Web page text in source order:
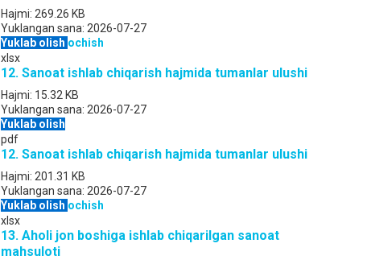
Hajmi: 269.26 KB
Yuklangan sana: 2026-07-27
Yuklab olish ochish
xlsx
12. Sanoat ishlab chiqarish hajmida tumanlar ulushi
Hajmi: 15.32 KB
Yuklangan sana: 2026-07-27
Yuklab olish
pdf
12. Sanoat ishlab chiqarish hajmida tumanlar ulushi
Hajmi: 201.31 KB
Yuklangan sana: 2026-07-27
Yuklab olish ochish
xlsx
13. Aholi jon boshiga ishlab chiqarilgan sanoat
mahsuloti